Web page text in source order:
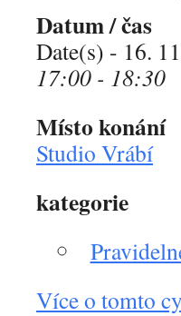
Datum / čas
Date(s) - 16.
17:00 - 18:30
Místo konání
Studio Vrábí
kategorie
Více o tomto